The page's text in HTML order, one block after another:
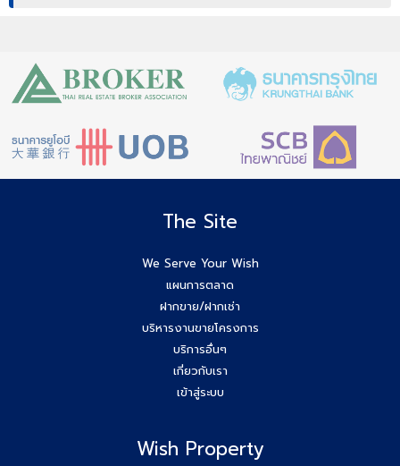
เปิดบ้านยังไง…ให้ปิดการขายได้ไวขึ้น? โดย #โค้ชโบว์
สัมมนา เตรียมพร้อมก่อนเริ่มสร้างบ้าน! ไขทุกข้อสงสัยเรื่อง ใบ
อนุญาตก่อสร้าง
Agent Wish ปิดการขายสำเร็จค่ะ!! คุณอรพรรณ (โบว์) 084-
ยกระดับสกิล Agent wish วันนี้สัมมนาทีม Wish Property
ขอบคุณกสิกรที่เข้าร่วมเป็นพันธมิตรของบริษัท #Wishproperty
สัมมนาสมาชิก Wish วันพุธที่ 26 พ.ย.68
The Site
We Serve Your Wish
แผนการตลาด
ฝากขาย/ฝากเช่า
บริหารงานขายโครงการ
บริการอื่นๆ
เกี่ยวกับเรา
เข้าสู่ระบบ
Wish Property